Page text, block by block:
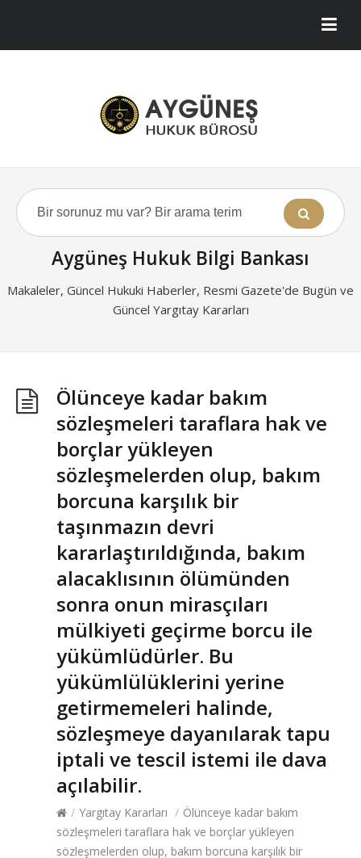
Aygüneş Hukuk Bilgi Bankası
Makaleler, Güncel Hukuki Haberler, Resmi Gazete'de Bugün ve
Güncel Yargıtay Kararları
Ölünceye kadar bakım
sözleşmeleri taraflara hak ve
borçlar yükleyen
sözleşmelerden olup, bakım
borcuna karşılık bir
taşınmazın devri
kararlaştırıldığında, bakım
alacaklısının ölümünden
sonra onun mirasçıları
mülkiyeti geçirme borcu ile
yükümlüdürler. Bu
yükümlülüklerini yerine
getirmemeleri halinde,
sözleşmeye dayanılarak tapu
iptali ve tescil istemi ile dava
açılabilir.
/ Yargıtay Kararları / Ölünceye kadar bakım
sözleşmeleri taraflara hak ve borçlar yükleyen
sözleşmelerden olup, bakım borcuna karşılık bir